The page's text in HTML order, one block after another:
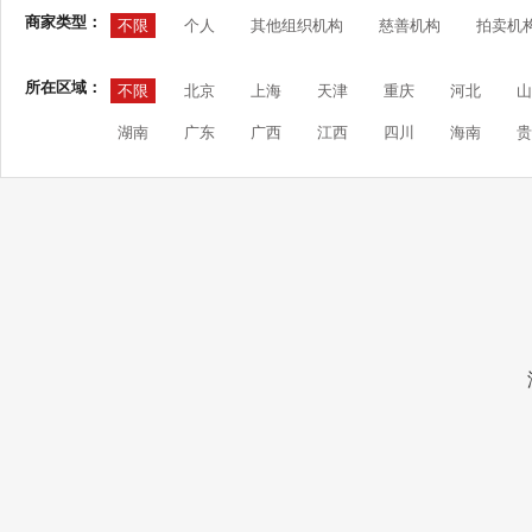
商家类型： 不限 个人 其他组织机构 慈善机构 拍卖机
所在区域： 不限 北京 上海 天津 重庆 河北
湖南 广东 广西 江西 四川 海南